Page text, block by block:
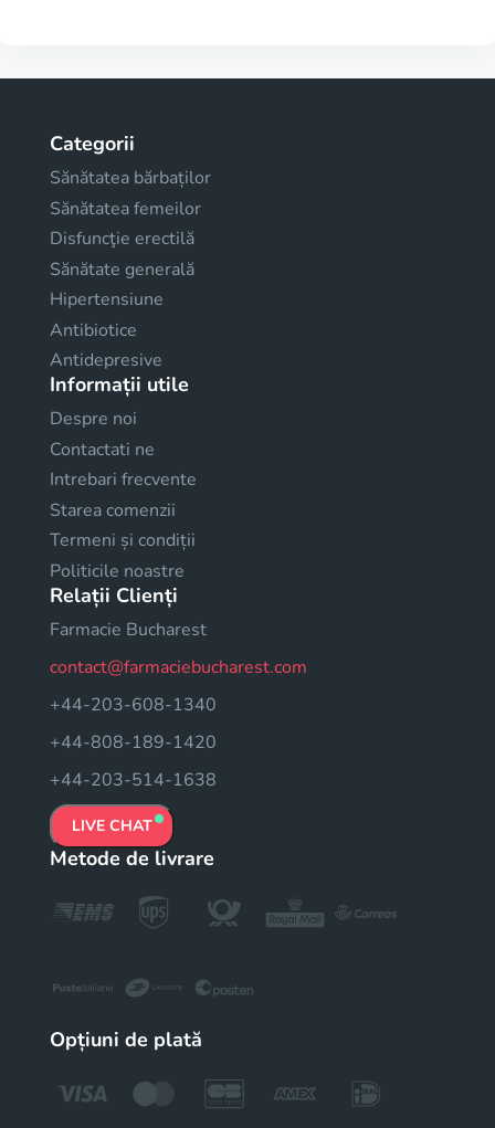
Categorii
Sănătatea bărbaților
Sănătatea femeilor
Disfuncţie erectilă
Sănătate generală
Hipertensiune
Antibiotice
Antidepresive
Informații utile
Despre noi
Contactati ne
Intrebari frecvente
Starea comenzii
Termeni și condiții
Politicile noastre
Relații Clienți
Farmacie Bucharest
contact@farmaciebucharest.com
+44-203-608-1340
+44-808-189-1420
+44-203-514-1638
LIVE CHAT
Metode de livrare
Opțiuni de plată